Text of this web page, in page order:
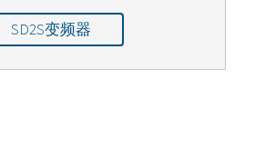
SD2S变频器